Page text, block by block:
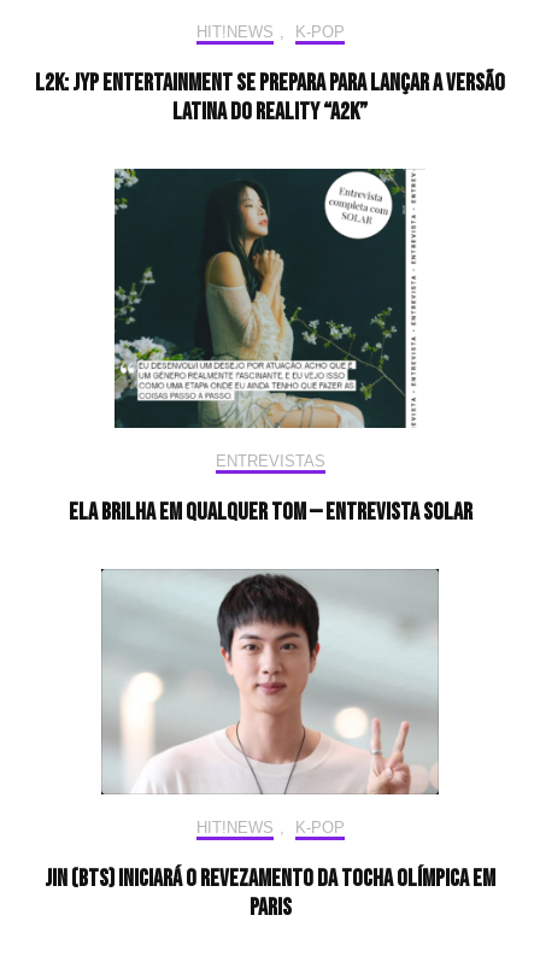
HIT!NEWS , K-POP
L2K: JYP Entertainment se prepara para lançar a versão
latina do reality “A2K”
ENTREVISTAS
Ela brilha em qualquer tom — Entrevista Solar
HIT!NEWS K-POP
Jin (BTS) iniciará o revezamento da tocha olímpica em
Paris